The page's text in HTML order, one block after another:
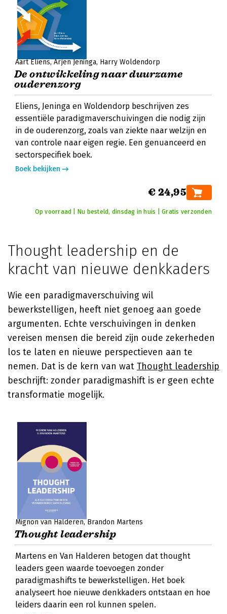
Aart Eliens Arjen Jeninga Harry Woldendorp
De ontwikkeling naar duurzame
ouderenzorg
Eliens, Jeninga en Woldendorp beschrijven zes
essentiële paradigmaverschuivingen die nodig zijn
in de ouderenzorg, zoals van ziekte naar welzijn en
van controle naar eigen regie. Een genuanceerd en
sectorspecifiek boek.
Boek bekijken
€ 24,95
Op voorraad | Nu besteld, dinsdag in huis | Gratis verzonden
Thought leadership en de
kracht van nieuwe denkkaders
Wie een paradigmaverschuiving wil
bewerkstelligen, heeft niet genoeg aan goede
argumenten. Echte verschuivingen in denken
vereisen mensen die bereid zijn oude zekerheden
los te laten en nieuwe perspectieven aan te
nemen. Dat is de kern van wat Thought leadership
beschrijft: zonder paradigmashift is er geen echte
transformatie mogelijk.
Mignon van Halderen Brandon Martens
Thought leadership
Martens en Van Halderen betogen dat thought
leaders geen waarde toevoegen zonder
paradigmashifts te bewerkstelligen. Het boek
analyseert hoe nieuwe denkkaders ontstaan en hoe
leiders daarin een rol kunnen spelen.